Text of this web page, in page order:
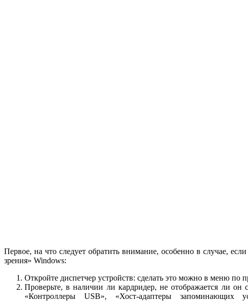
Первое, на что следует обратить внимание, особенно в случае,
зрения» Windows:
Откройте диспетчер устройств: сделать это можно в меню
Проверьте, в наличии ли кардридер, не отображается ли
«Контроллеры USB», «Хост-адаптеры запоминающих